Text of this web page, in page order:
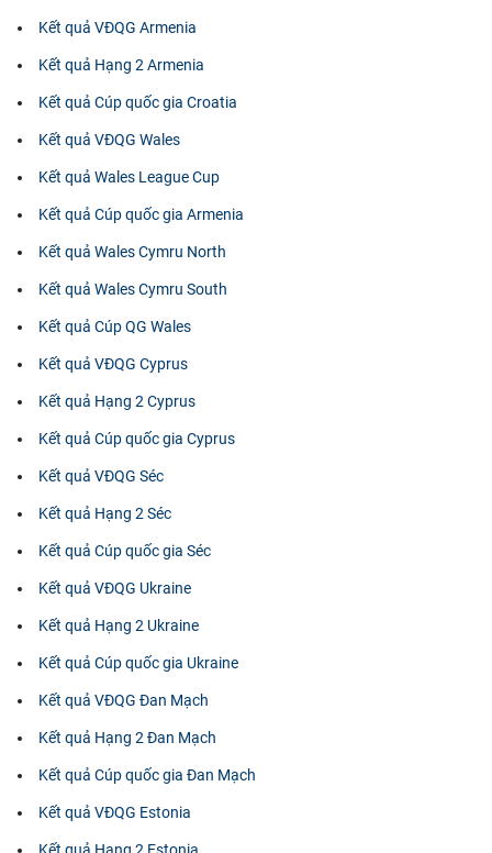
Kết quả VĐQG Armenia
Kết quả Hạng 2 Armenia
Kết quả Cúp quốc gia Croatia
Kết quả VĐQG Wales
Kết quả Wales League Cup
Kết quả Cúp quốc gia Armenia
Kết quả Wales Cymru North
Kết quả Wales Cymru South
Kết quả Cúp QG Wales
Kết quả VĐQG Cyprus
Kết quả Hạng 2 Cyprus
Kết quả Cúp quốc gia Cyprus
Kết quả VĐQG Séc
Kết quả Hạng 2 Séc
Kết quả Cúp quốc gia Séc
Kết quả VĐQG Ukraine
Kết quả Hạng 2 Ukraine
Kết quả Cúp quốc gia Ukraine
Kết quả VĐQG Đan Mạch
Kết quả Hạng 2 Đan Mạch
Kết quả Cúp quốc gia Đan Mạch
Kết quả VĐQG Estonia
Kết quả Hạng 2 Estonia